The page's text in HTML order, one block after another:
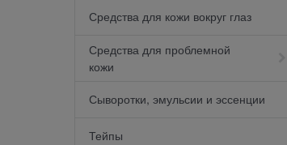
Средства для кожи вокруг глаз
Средства для проблемной
кожи
Сыворотки, эмульсии и эссенции
Тейпы